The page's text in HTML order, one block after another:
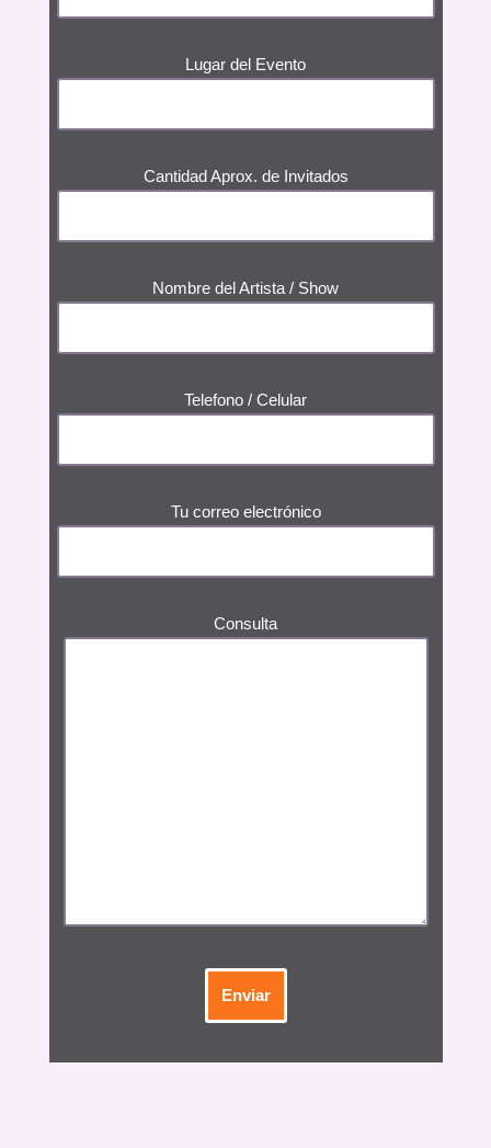
Lugar del Evento
Cantidad Aprox. de Invitados
Nombre del Artista / Show
Telefono / Celular
Tu correo electrónico
Consulta